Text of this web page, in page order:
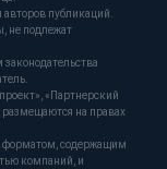
авторов публикаций.
не подлежат
законодательства
«Партнерский
размещаются на правах
форматом, содержащим
компаний, и